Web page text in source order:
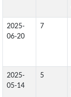
2025-
06-20
7
2025-
05-14
5